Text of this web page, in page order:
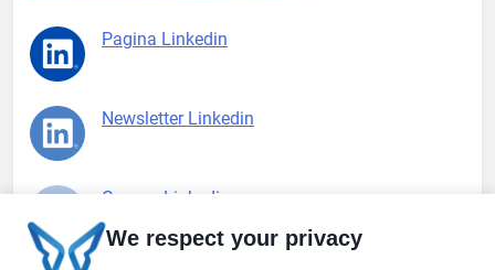
Pagina Linkedin
Newsletter Linkedin
Gruppo Linkedin
We respect your privacy